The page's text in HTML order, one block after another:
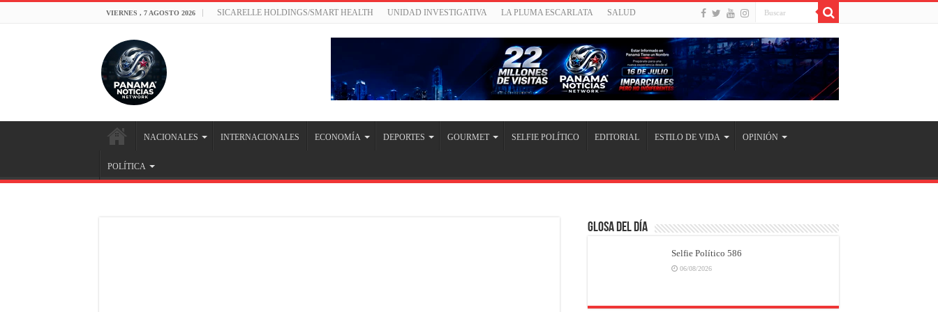
VIERNES , 7 AGOSTO 2026 SICARELLE HOLDINGS/SMART HEALTH UNIDAD INVESTIGATIVA LA PLUMA ESCARLATA SALUD
NACIONALES INTERNACIONALES ECONOMÍA DEPORTES GOURMET SELFIE POLÍTICO EDITORIAL ESTILO DE VIDA OPINIÓN
POLÍTICA
Glosa del Día
Selfie Político 586
06/08/2026